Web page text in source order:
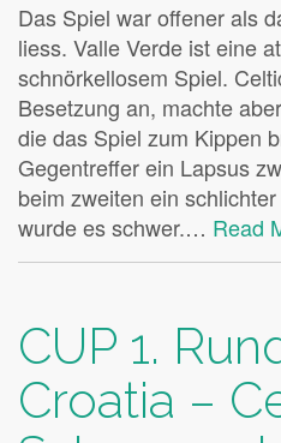
Das Spiel war offener als
liess. Valle Verde ist eine
schnörkellosem Spiel.
Besetzung an, machte
die das Spiel zum Kippen
Gegentreffer ein Lapsus
beim zweiten ein
wurde es schwer.… Read
CUP 1.
Croatia –